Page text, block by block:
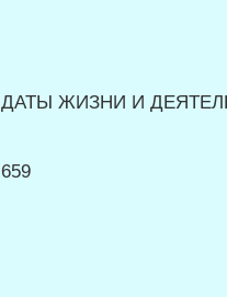
ДАТЫ ЖИЗНИ И
659